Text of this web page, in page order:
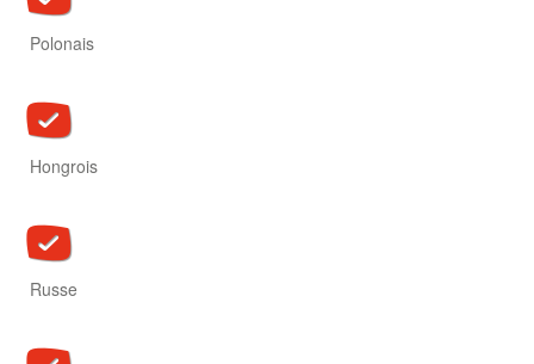
Polonais
Hongrois
Russe